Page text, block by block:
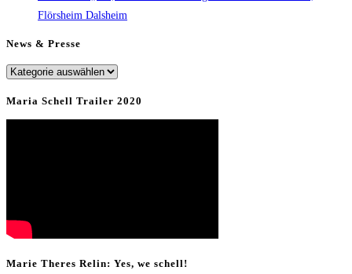
Flörsheim Dalsheim
News & Presse
News
Maria Schell Trailer 2020
Marie Theres Relin: Yes, we schell!